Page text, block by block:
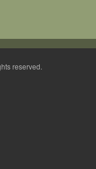
reserved.